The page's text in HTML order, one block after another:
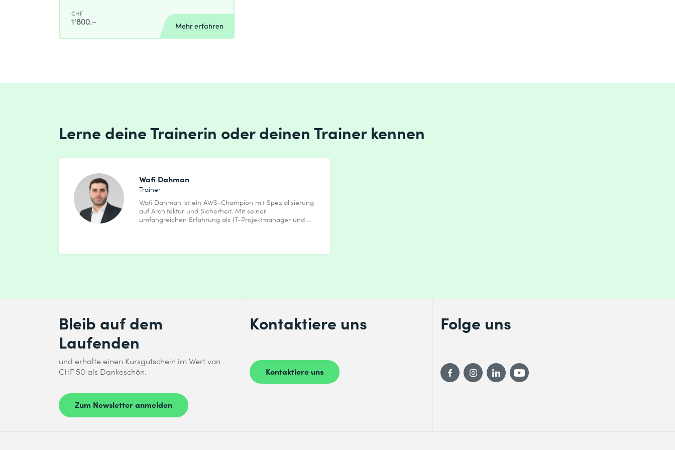
CHF
1'800.– Mehr erfahren
Lerne deine Trainerin oder deinen Trainer kennen
Wafi Dahman
Trainer
Wafi Dahman ist ein AWS-Champion mit Spezialisierung
auf Architektur und Sicherheit. Mit seiner
umfangreichen Erfahrung als IT-Projektmanager und ...
Bleib auf dem
Laufenden
und erhalte einen Kursgutschein im Wert von
CHF 50 als Dankeschön.
Zum Newsletter anmelden
Kontaktiere uns
Kontaktiere uns
Folge uns